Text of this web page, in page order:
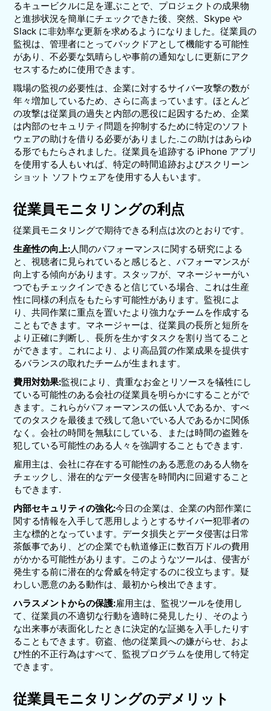
るキュービクルに足を運ぶことで、プロジェクトの成果物
と進捗状況を簡単にチェックできた後、突然、Skype や
Slack に非効率な更新を求めるようになりました。従業員の
監視は、管理者にとってバックドアとして機能する可能性
があり、不必要な気晴らしや事前の通知なしに更新にアク
セスするために使用できます。
職場の監視の必要性は、企業に対するサイバー攻撃の数が
年々増加しているため、さらに高まっています。ほとんど
の攻撃は従業員の過失と内部の悪役に起因するため、企業
は内部のセキュリティ問題を抑制するために特定のソフト
ウェアの助けを借りる必要がありました.この助けはあらゆ
る形でもたらされました。従業員を追跡する iPhone アプリ
を使用する人もいれば、特定の時間追跡およびスクリーン
ショット ソフトウェアを使用する人もいます。
従業員モニタリングの利点
従業員モニタリングで期待できる利点は次のとおりです。
生産性の向上:人間のパフォーマンスに関する研究による
と、視聴者に見られていると感じると、パフォーマンスが
向上する傾向があります。スタッフが、マネージャーがい
つでもチェックインできると信じている場合、これは生産
性に同様の利点をもたらす可能性があります。監視によ
り、共同作業に重点を置いたより強力なチームを作成する
こともできます。マネージャーは、従業員の長所と短所を
より正確に判断し、長所を生かすタスクを割り当てること
ができます。これにより、より高品質の作業成果を提供す
るバランスの取れたチームが生まれます。
費用対効果:監視により、貴重なお金とリソースを犠牲にし
ている可能性のある会社の従業員を明らかにすることがで
きます。これらがパフォーマンスの低い人であるか、すべ
てのタスクを最後まで残して急いでいる人であるかに関係
なく。会社の時間を無駄にしている、または時間の盗難を
犯している可能性のある人々を強調することもできます.
雇用主は、会社に存在する可能性のある悪意のある人物を
チェックし、潜在的なデータ侵害を時間内に回避すること
もできます.
内部セキュリティの強化:今日の企業は、企業の内部作業に
関する情報を入手して悪用しようとするサイバー犯罪者の
主な標的となっています。データ損失とデータ侵害は日常
茶飯事であり、どの企業でも軌道修正に数百万ドルの費用
がかかる可能性があります。このようなツールは、侵害が
発生する前に潜在的な脅威を特定するのに役立ちます。疑
わしい悪意のある動作は、最初から検出できます。
ハラスメントからの保護:雇用主は、監視ツールを使用し
て、従業員の不適切な行動を適時に発見したり、そのよう
な出来事が表面化したときに決定的な証拠を入手したりす
ることもできます。窃盗、他の従業員への嫌がらせ、およ
び性的不正行為はすべて、監視プログラムを使用して特定
できます。
従業員モニタリングのデメリット